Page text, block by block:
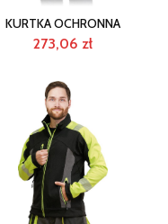
KURTKA OCHRONNA
273,06 zł